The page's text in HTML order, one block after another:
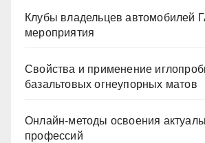
Клубы владельцев автомобилей
мероприятия
Свойства и применение
базальтовых огнеупорных матов
Онлайн-методы освоения
профессий